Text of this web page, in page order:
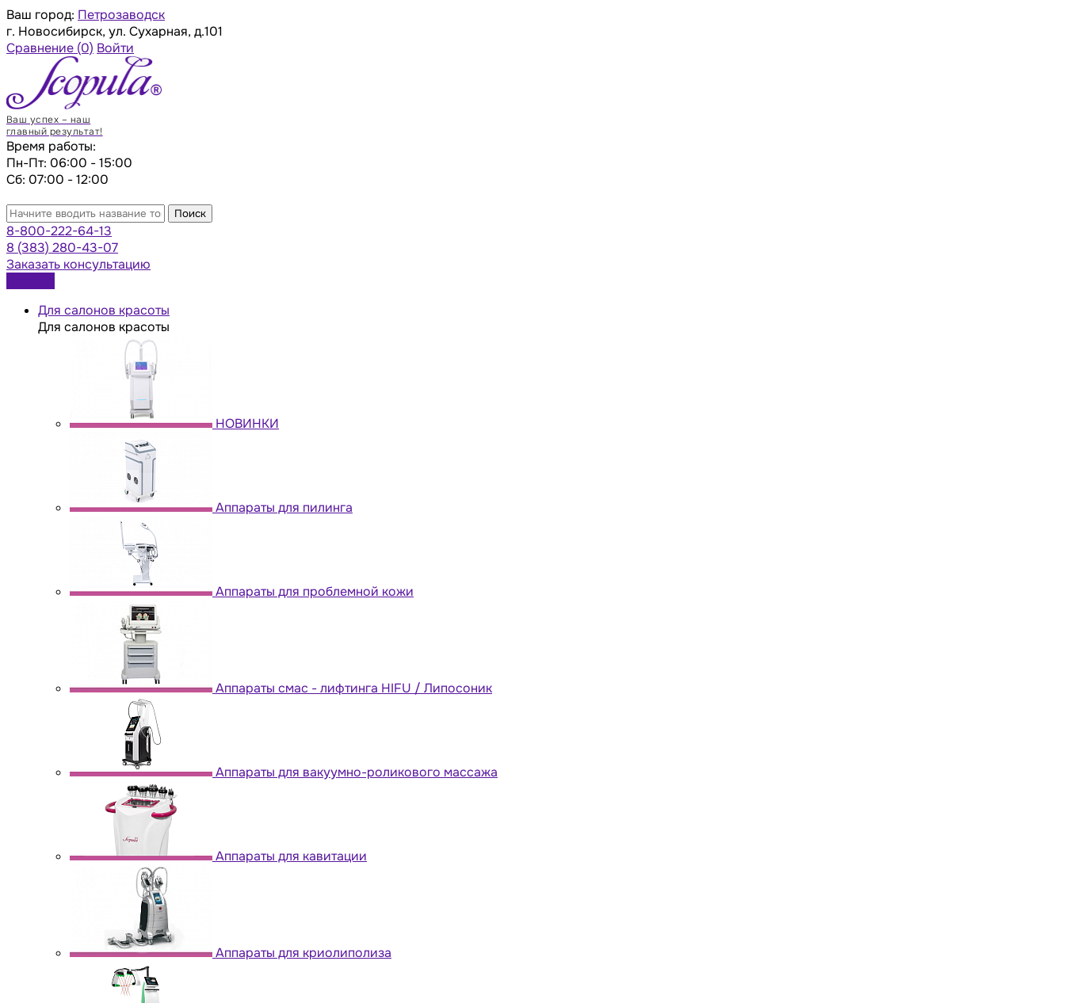
Ваш город: Петрозаводск
г. Новосибирск, ул. Сухарная, д.101
Сравнение (0) Войти
Ваш успех – наш
главный результат!
Время работы:
Пн-Пт: 06:00 - 15:00
Сб: 07:00 - 12:00
Поиск
8-800-222-64-13
8 (383) 280-43-07
Заказать консультацию
Для салонов красоты
Для салонов красоты
НОВИНКИ
Аппараты для пилинга
Аппараты для проблемной кожи
Аппараты cмас - лифтинга HIFU / Липосоник
Аппараты для вакуумно-роликового массажа
Аппараты для кавитации
Аппараты для криолиполиза